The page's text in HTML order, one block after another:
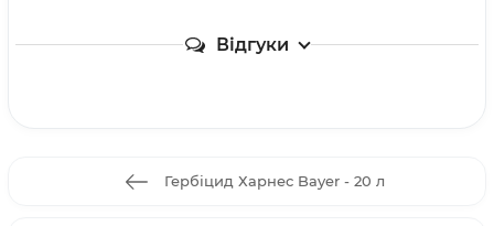
Відгуки
Гербіцид Харнес Bayer - 20 л